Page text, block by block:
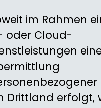
im Rahmen
oder Cloud-
Drittland erfolgt,